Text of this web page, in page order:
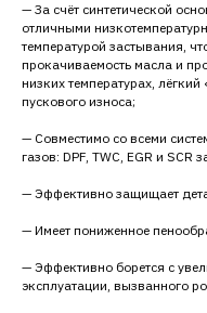
— За счёт синтетической
отличными
температурой застывания,
прокачиваемость масла и
низких температурах,
пускового износа;
— Совместимо со всеми
газов: DPF, TWC, EGR и SCR
— Эффективно защищает
— Имеет пониженное
— Эффективно борется с
эксплуатации, вызванного